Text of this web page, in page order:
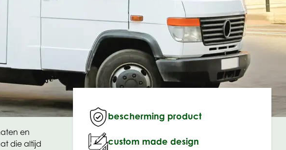
en
die altijd
bescherming product
custom made design